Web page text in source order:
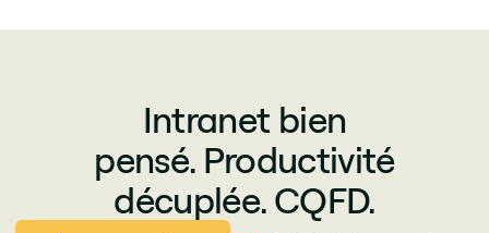
Intranet bien
pensé. Productivité
décuplée. CQFD.